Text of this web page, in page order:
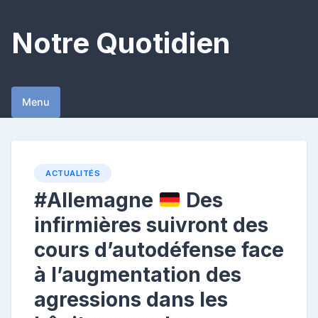
content
Notre Quotidien
Menu
ACTUALITÉS
#Allemagne
Des
infirmières suivront des
cours d’autodéfense face
à l’augmentation des
agressions dans les